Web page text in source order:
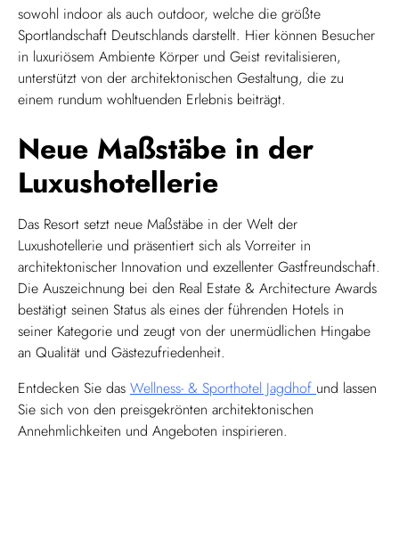
sowohl indoor als auch outdoor, welche die größte
Sportlandschaft Deutschlands darstellt. Hier können Besucher
in luxuriösem Ambiente Körper und Geist revitalisieren,
unterstützt von der architektonischen Gestaltung, die zu
einem rundum wohltuenden Erlebnis beiträgt.
Neue Maßstäbe in der
Luxushotellerie
Das Resort setzt neue Maßstäbe in der Welt der
Luxushotellerie und präsentiert sich als Vorreiter in
architektonischer Innovation und exzellenter Gastfreundschaft.
Die Auszeichnung bei den Real Estate & Architecture Awards
bestätigt seinen Status als eines der führenden Hotels in
seiner Kategorie und zeugt von der unermüdlichen Hingabe
an Qualität und Gästezufriedenheit.
Entdecken Sie das Wellness- & Sporthotel Jagdhof und lassen
Sie sich von den preisgekrönten architektonischen
Annehmlichkeiten und Angeboten inspirieren.